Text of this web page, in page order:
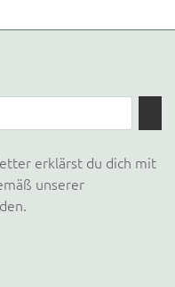
erklärst du dich mit
unserer